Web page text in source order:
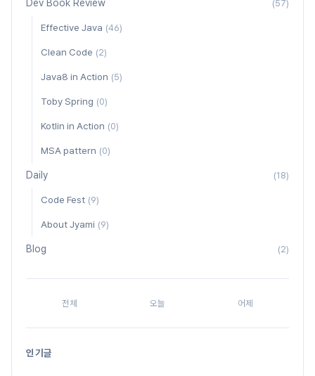
Dev Book Review (57)
Effective Java (46)
Clean Code (2)
Java8 in Action (5)
Toby Spring (0)
Kotlin in Action (0)
MSA pattern (0)
Daily (18)
Code Fest (9)
About Jyami (9)
Blog (2)
전체 오늘 어제